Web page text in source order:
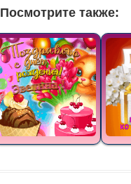
Посмотрите также: